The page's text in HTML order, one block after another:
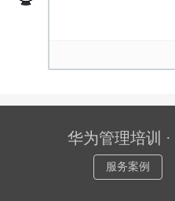
华为管理培训
服务案例